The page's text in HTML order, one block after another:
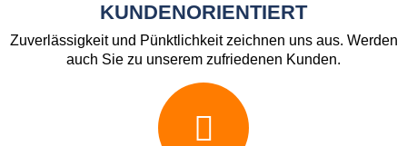
KUNDENORIENTIERT
Zuverlässigkeit und Pünktlichkeit zeichnen uns aus. Werden
auch Sie zu unserem zufriedenen Kunden.